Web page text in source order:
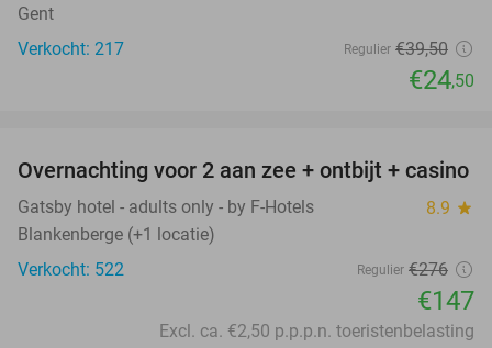
Gent
Verkocht: 217
Regulier €39,50
€24,50
47%
Overnachting voor 2 aan zee + ontbijt + casino
Gatsby hotel - adults only - by F-Hotels 8.9 star
Blankenberge (+1 locatie)
Verkocht: 522
Regulier €276
€147
Excl. ca. €2,50 p.p.p.n. toeristenbelasting